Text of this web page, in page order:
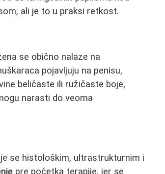
ali je to u praksi retkost.
se obično nalaze na
pojavljuju na penisu,
beličaste ili ružičaste boje,
narasti do veoma
se histološkim, ultrastrukturnim i
pre početka terapije, jer se